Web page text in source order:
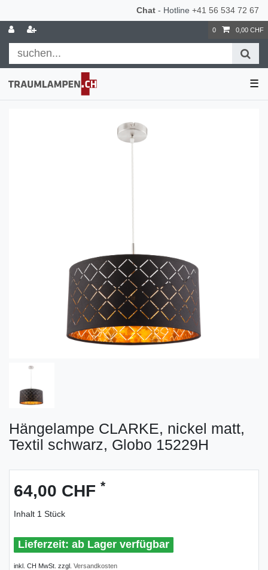
Chat - Hotline +41 56 534 72 67
0 0,00 CHF
☰
Hängelampe CLARKE, nickel matt,
Textil schwarz, Globo 15229H
64,00 CHF *
Inhalt 1 Stück
ab Lager verfügbar
inkl. CH MwSt. zzgl. Versandkosten